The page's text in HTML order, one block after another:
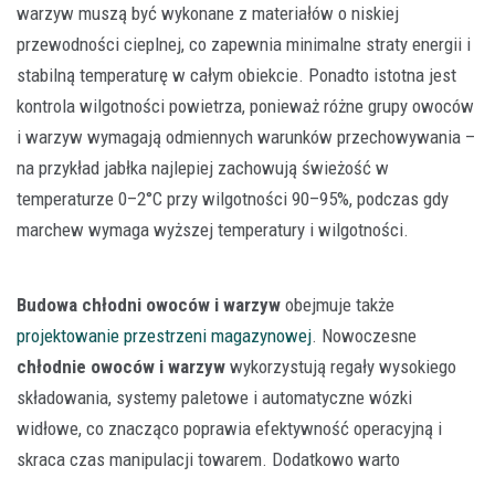
warzyw muszą być wykonane z materiałów o niskiej
przewodności cieplnej, co zapewnia minimalne straty energii i
stabilną temperaturę w całym obiekcie. Ponadto istotna jest
kontrola wilgotności powietrza, ponieważ różne grupy owoców
i warzyw wymagają odmiennych warunków przechowywania –
na przykład jabłka najlepiej zachowują świeżość w
temperaturze 0–2°C przy wilgotności 90–95%, podczas gdy
marchew wymaga wyższej temperatury i wilgotności.
Budowa chłodni owoców i warzyw obejmuje także
projektowanie przestrzeni magazynowej. Nowoczesne
chłodnie owoców i warzyw wykorzystują regały wysokiego
składowania, systemy paletowe i automatyczne wózki
widłowe, co znacząco poprawia efektywność operacyjną i
skraca czas manipulacji towarem. Dodatkowo warto